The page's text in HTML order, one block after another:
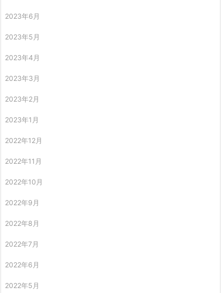
2023年6月
2023年5月
2023年4月
2023年3月
2023年2月
2023年1月
2022年12月
2022年11月
2022年10月
2022年9月
2022年8月
2022年7月
2022年6月
2022年5月